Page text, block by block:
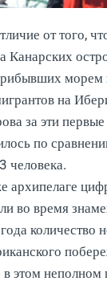
от того,
Канарских
морем
на
за эти
по
человека.
архипелаге
во время
количество
этом неполном